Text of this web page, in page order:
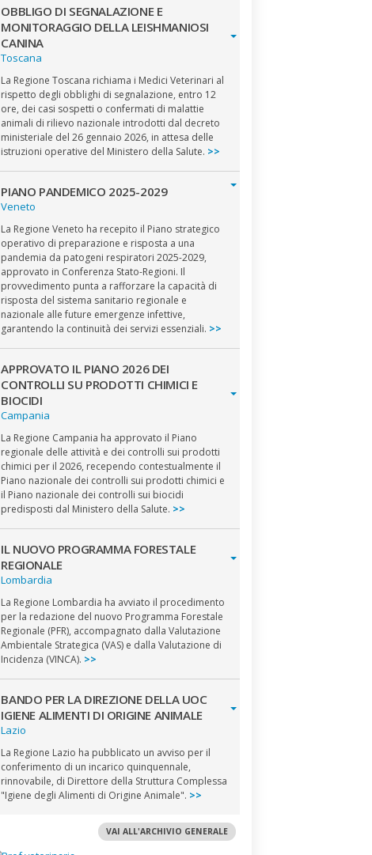
OBBLIGO DI SEGNALAZIONE E
MONITORAGGIO DELLA LEISHMANIOSI
CANINA
Toscana
La Regione Toscana richiama i Medici Veterinari al
rispetto degli obblighi di segnalazione, entro 12
ore, dei casi sospetti o confermati di malattie
animali di rilievo nazionale introdotti dal decreto
ministeriale del 26 gennaio 2026, in attesa delle
istruzioni operative del Ministero della Salute. >>
PIANO PANDEMICO 2025-2029
Veneto
La Regione Veneto ha recepito il Piano strategico
operativo di preparazione e risposta a una
pandemia da patogeni respiratori 2025-2029,
approvato in Conferenza Stato-Regioni. Il
provvedimento punta a rafforzare la capacità di
risposta del sistema sanitario regionale e
nazionale alle future emergenze infettive,
garantendo la continuità dei servizi essenziali. >>
APPROVATO IL PIANO 2026 DEI
CONTROLLI SU PRODOTTI CHIMICI E
BIOCIDI
Campania
La Regione Campania ha approvato il Piano
regionale delle attività e dei controlli sui prodotti
chimici per il 2026, recependo contestualmente il
Piano nazionale dei controlli sui prodotti chimici e
il Piano nazionale dei controlli sui biocidi
predisposti dal Ministero della Salute. >>
IL NUOVO PROGRAMMA FORESTALE
REGIONALE
Lombardia
La Regione Lombardia ha avviato il procedimento
per la redazione del nuovo Programma Forestale
Regionale (PFR), accompagnato dalla Valutazione
Ambientale Strategica (VAS) e dalla Valutazione di
Incidenza (VINCA). >>
BANDO PER LA DIREZIONE DELLA UOC
IGIENE ALIMENTI DI ORIGINE ANIMALE
Lazio
La Regione Lazio ha pubblicato un avviso per il
conferimento di un incarico quinquennale,
rinnovabile, di Direttore della Struttura Complessa
"Igiene degli Alimenti di Origine Animale". >>
VAI ALL'ARCHIVIO GENERALE